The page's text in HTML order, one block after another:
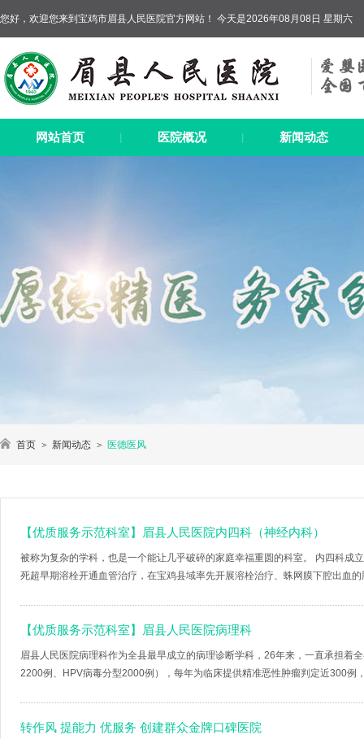
您好，欢迎您来到宝鸡市眉县人民医院官方网站！ 今天是2026年08月08日 星期六
网站首页 医院概况 新闻动态
首页 新闻动态 医德医风
【优质服务示范科室】眉县人民医院内四科（神经内科）
被称为复杂的学科，也是一个能让几乎破碎的家庭幸福重圆的科室。 内四科
死超早期溶栓开通血管治疗，在宝鸡县域率先开展溶栓治疗、蛛网膜下腔出血
【优质服务示范科室】眉县人民医院病理科
眉县人民医院病理科作为全县最早成立的病理诊断学科，26年来，一直承担
2200例、HPV病毒分型2000例），每年为临床提供精准恶性肿瘤判定近300例
转作风 提能力 优服务 创建群众金牌口碑医院